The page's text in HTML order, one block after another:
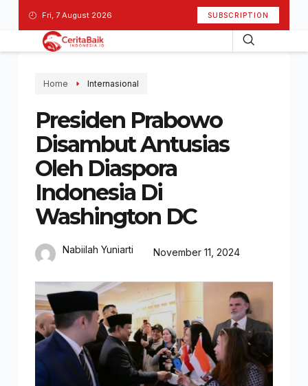
Fri, 7 August 2026 SUBSCRIPTION
Home Internasional
Presiden Prabowo
Disambut Antusias
Oleh Diaspora
Indonesia Di
Washington DC
Nabiilah Yuniarti November 11, 2024